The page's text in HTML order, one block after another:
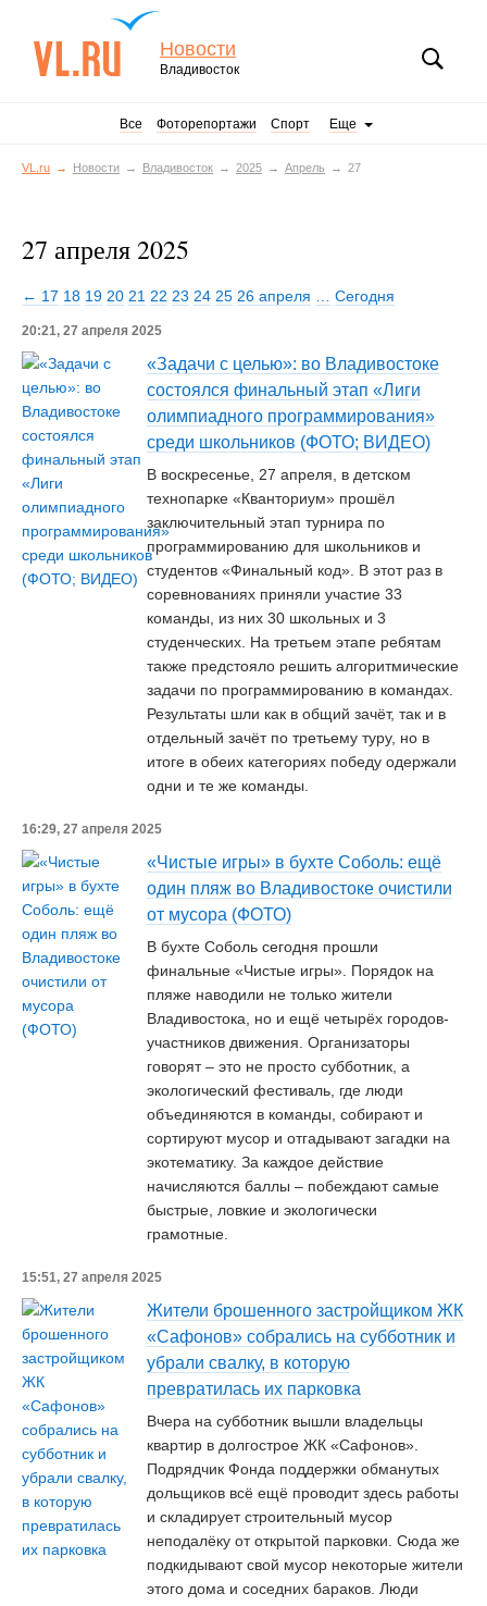
Новости
Владивосток
Все Фоторепортажи Спорт Еще
VL.ru Новости Владивосток 2025 Апрель 27
27 апреля 2025
← 17 18 19 20 21 22 23 24 25 26 апреля Сегодня
20:21, 27 апреля 2025
«Задачи с целью»: во Владивостоке
состоялся финальный этап «Лиги
олимпиадного программирования»
среди школьников (ФОТО; ВИДЕО)
В воскресенье, 27 апреля, в детском
технопарке «Кванториум» прошёл
заключительный этап турнира по
программированию для школьников и
студентов «Финальный код». В этот раз в
соревнованиях приняли участие 33
команды, из них 30 школьных и 3
студенческих. На третьем этапе ребятам
также предстояло решить алгоритмические
задачи по программированию в командах.
Результаты шли как в общий зачёт, так и в
отдельный зачёт по третьему туру, но в
итоге в обеих категориях победу одержали
одни и те же команды.
16:29, 27 апреля 2025
«Чистые игры» в бухте Соболь: ещё
один пляж во Владивостоке очистили
от мусора (ФОТО)
В бухте Соболь сегодня прошли
финальные «Чистые игры». Порядок на
пляже наводили не только жители
Владивостока, но и ещё четырёх городов-
участников движения. Организаторы
говорят – это не просто субботник, а
экологический фестиваль, где люди
объединяются в команды, собирают и
сортируют мусор и отгадывают загадки на
экотематику. За каждое действие
начисляются баллы – побеждают самые
быстрые, ловкие и экологически
грамотные.
15:51, 27 апреля 2025
Жители брошенного застройщиком ЖК
«Сафонов» собрались на субботник и
убрали свалку, в которую
превратилась их парковка
Вчера на субботник вышли владельцы
квартир в долгострое ЖК «Сафонов».
Подрядчик Фонда поддержки обманутых
дольщиков всё ещё проводит здесь работы
и складирует строительный мусор
неподалёку от открытой парковки. Сюда же
подкидывают свой мусор некоторые жители
этого дома и соседних бараков. Люди